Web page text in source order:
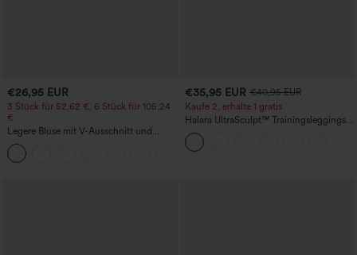
€26,95 EUR
3 Stück für 52,62 €, 6 Stück für 105,24
€
Legere Bluse mit V-Ausschnitt und
kurzen Puffärmeln
€35,95 EUR €40,95 EUR
Kaufe 2, erhalte 1 gratis
Halara UltraSculpt™ Trainingsleggings
mit hohem Bund – raffende Push-up-
Po-Form, Bauchkontrolle, Taschen und
formende Passform